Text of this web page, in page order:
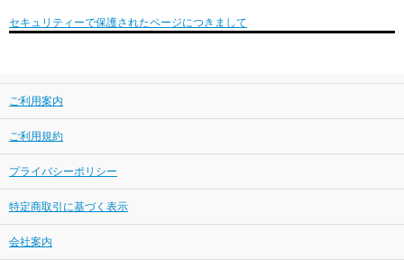
セキュリティーで保護されたページにつきまして
ご利用案内
ご利用規約
プライバシーポリシー
特定商取引に基づく表示
会社案内